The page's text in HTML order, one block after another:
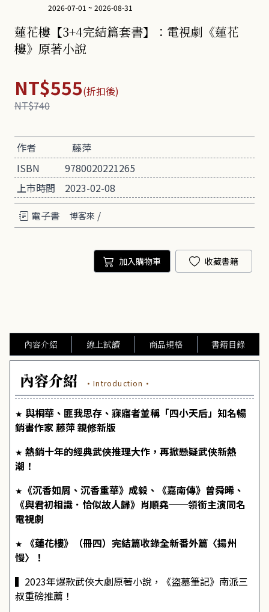
2026-07-01 ~ 2026-08-31
蓮花樓【3+4完結篇套書】：電視劇《蓮花
樓》原著小說
NT$555(折扣後)
NT$740
作者
藤萍
ISBN
9780020221265
上市時間
2023-02-08
電子書
博客來 /
加入購物車 收藏書籍
內容介紹 線上試讀 商品規格 書籍目錄
內容介紹 ·Introduction·
★ 與桐華、匪我思存、寐寤者並稱「四小天后」知名暢
銷書作家 藤萍 親修新版
★ 熱銷十年的經典武俠推理大作，再掀懸疑武俠新熱
潮！
★ 《沉香如屑、沉香重華》成毅、《嘉南傳》曾舜晞、
《與君初相識．恰似故人歸》肖順堯──領銜主演同名
電視劇
★
《蓮花樓》（冊四）完結篇收錄全新番外篇〈揚州
慢〉！
▍2023年爆款武俠大劇原著小說，《盜墓筆記》南派三
叔重磅推薦！